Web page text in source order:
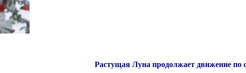
Растущая Луна продолжает движение по